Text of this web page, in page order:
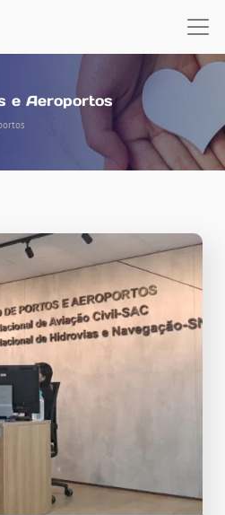
e Aeroportos